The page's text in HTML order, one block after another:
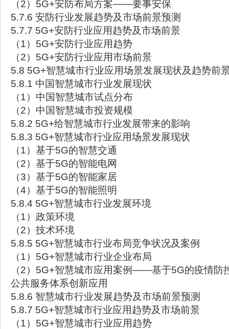
（2）5G+安防布局方案——要事安保
5.7.6 安防行业发展趋势及市场前景预测
5.7.7 5G+安防行业应用趋势及市场前景
（1）5G+安防行业应用趋势
（2）5G+安防行业应用市场前景
5.8 5G+智慧城市行业应用场景发展现状及趋势前
5.8.1 中国智慧城市行业发展现状
（1）中国智慧城市试点分布
（2）中国智慧城市投资规模
5.8.2 5G+给智慧城市行业发展带来的影响
5.8.3 5G+智慧城市行业应用场景发展现状
（1）基于5G的智慧交通
（2）基于5G的智能电网
（3）基于5G的智能家居
（4）基于5G的智能照明
5.8.4 5G+智慧城市行业发展环境
（1）政策环境
（2）技术环境
5.8.5 5G+智慧城市行业布局竞争状况及案例
（1）5G+智慧城市行业企业布局
（2）5G+智慧城市应用案例——基于5G的疫情防
公共服务体系创新应用
5.8.6 智慧城市行业发展趋势及市场前景预测
5.8.7 5G+智慧城市行业应用趋势及市场前景
（1）5G+智慧城市行业应用趋势